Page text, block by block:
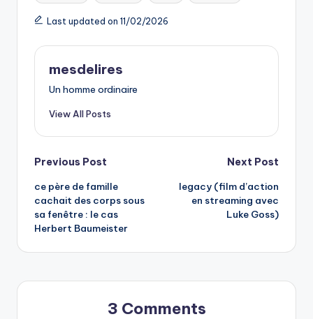
Last updated on 11/02/2026
mesdelires
Un homme ordinaire
View All Posts
Post
navigation
Previous Post
ce père de famille
cachait des corps sous
sa fenêtre : le cas
Herbert Baumeister
Next Post
legacy (film d’action
en streaming avec
Luke Goss)
3 Comments